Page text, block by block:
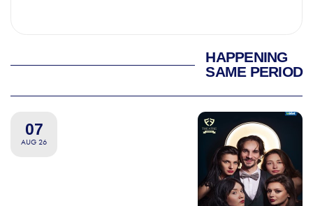
HAPPENING
SAME PERIOD
07
AUG 26